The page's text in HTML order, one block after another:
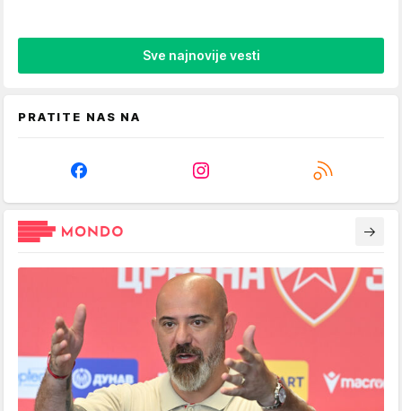
Sve najnovije vesti
PRATITE NAS NA